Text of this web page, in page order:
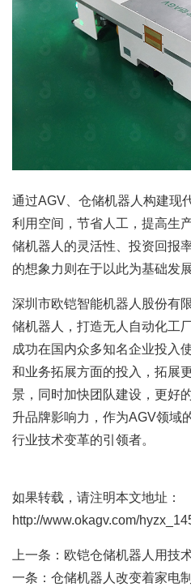
通过AGV、仓储机器人构建现
利用空间，节省人工，提高生
储机器人的灵活性、投资回报
的想象力则在于以此为基础发
深圳市欧铠智能机器人股份有
储机器人，打造无人自动化工
成功在国内众多知名企业投入
和业务拓展方面的投入，拓展
景，同时加快团队建设，更好
升品牌影响力，作为AGV领域
行业技术变革的引领者。
如果转载，请注明本文地址：
http://www.okagv.com/
上一条： 欧铠仓储机器人用技
一条： 仓储机器人改变着家电